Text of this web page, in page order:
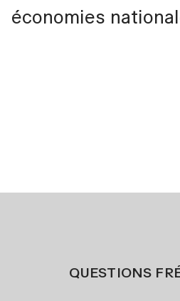
économies
QUESTIONS